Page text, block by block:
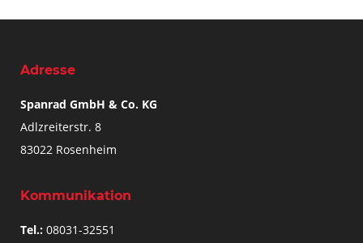
Adresse
Spanrad GmbH & Co. KG
Adlzreiterstr. 8
83022 Rosenheim
Kommunikation
Tel.: 08031-32551